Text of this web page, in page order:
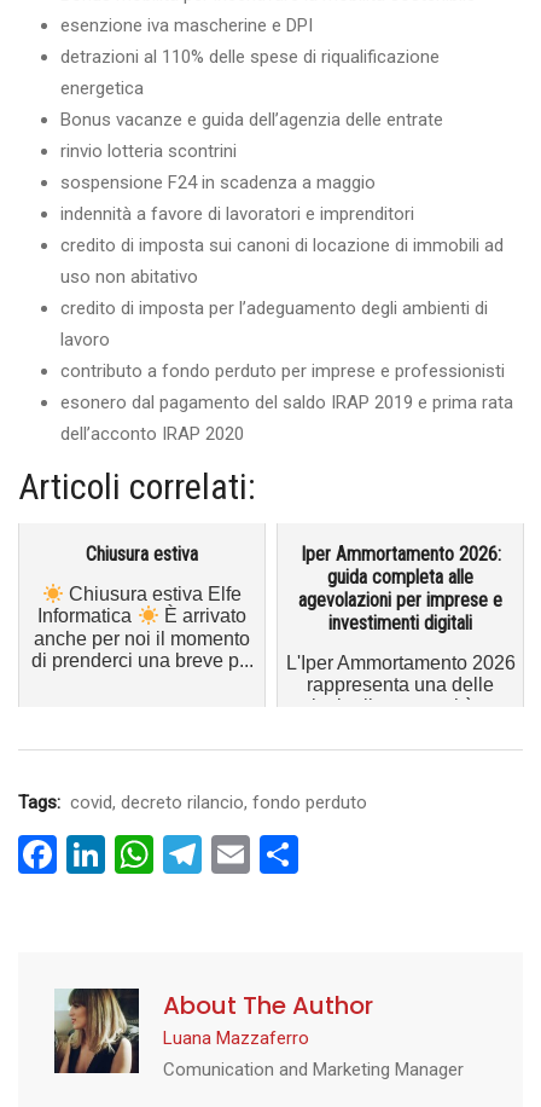
esenzione iva mascherine e DPI
detrazioni al 110% delle spese di riqualificazione
energetica
Bonus vacanze e guida dell’agenzia delle entrate
rinvio lotteria scontrini
sospensione F24 in scadenza a maggio
indennità a favore di lavoratori e imprenditori
credito di imposta sui canoni di locazione di immobili ad
uso non abitativo
credito di imposta per l’adeguamento degli ambienti di
lavoro
contributo a fondo perduto per imprese e professionisti
esonero dal pagamento del saldo IRAP 2019 e prima rata
dell’acconto IRAP 2020
Articoli correlati:
Chiusura estiva
Chiusura estiva Elfe
Informatica
È arrivato
anche per noi il momento
di prenderci una breve p...
Iper Ammortamento 2026:
guida completa alle
agevolazioni per imprese e
investimenti digitali
L'Iper Ammortamento 2026
rappresenta una delle
principali opportunità per
i...
Tags: covid, decreto rilancio, fondo perduto
Facebook
LinkedIn
WhatsApp
Telegram
Email
About The Author
Luana Mazzaferro
Comunication and Marketing Manager